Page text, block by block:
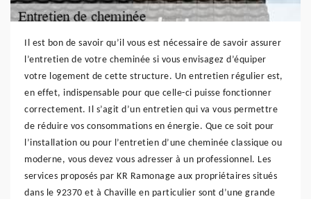
Il est bon de savoir qu’il vous est nécessaire de savoir assurer
l’entretien de votre cheminée si vous envisagez d’équiper
votre logement de cette structure. Un entretien régulier est,
en effet, indispensable pour que celle-ci puisse fonctionner
correctement. Il s’agit d’un entretien qui va vous permettre
de réduire vos consommations en énergie. Que ce soit pour
l’installation ou pour l’entretien d’une cheminée classique ou
moderne, vous devez vous adresser à un professionnel. Les
services proposés par KR Ramonage aux propriétaires situés
dans le 92370 et à Chaville en particulier sont d’une grande